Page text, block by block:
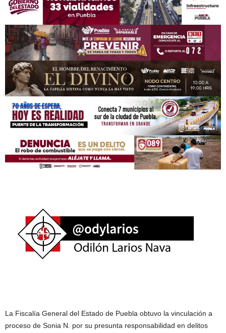
La Fiscalía General del Estado de Puebla obtuvo la vinculación a
proceso de Sonia N. por su presunta responsabilidad en delitos